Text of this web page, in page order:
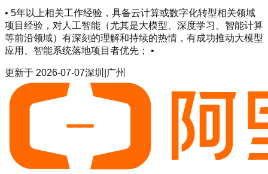
• 5年以上相关工作经验，具备云计算或数字化转型相关领域
项目经验，对人工智能（尤其是大模型、深度学习、智能计算
等前沿领域）有深刻的理解和持续的热情，有成功推动大模型
应用、智能系统落地项目者优先； •
更新于 2026-07-07深圳|广州